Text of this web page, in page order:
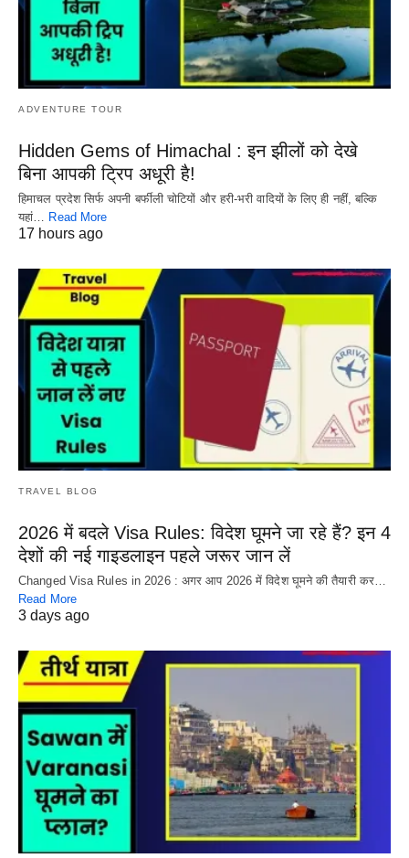
ADVENTURE TOUR
Hidden Gems of Himachal : इन झीलों को देखे
बिना आपकी ट्रिप अधूरी है!
हिमाचल प्रदेश सिर्फ अपनी बर्फीली चोटियों और हरी-भरी वादियों के लिए ही नहीं, बल्कि
यहां…
Read More
17 hours ago
TRAVEL BLOG
2026 में बदले Visa Rules: विदेश घूमने जा रहे हैं? इन 4
देशों की नई गाइडलाइन पहले जरूर जान लें
Changed Visa Rules in 2026 : अगर आप 2026 में विदेश घूमने की तैयारी कर…
Read More
3 days ago